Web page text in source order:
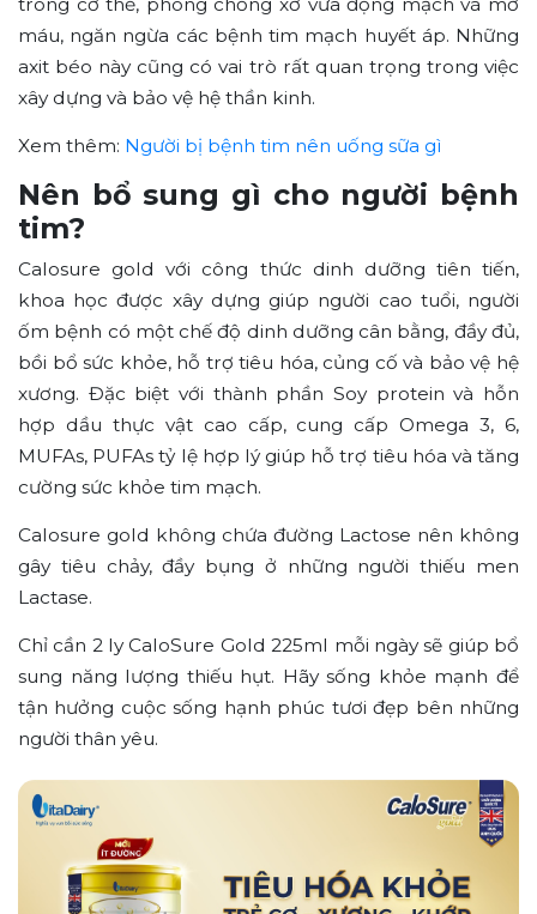
máu, ngăn ngừa các bệnh tim mạch huyết áp. Những
axit béo này cũng có vai trò rất quan trọng trong việc
xây dựng và bảo vệ hệ thần kinh.
Xem thêm: Người bị bệnh tim nên uống sữa gì
Nên bổ sung gì cho người bệnh
tim?
Calosure gold với công thức dinh dưỡng tiên tiến,
khoa học được xây dựng giúp người cao tuổi, người
ốm bệnh có một chế độ dinh dưỡng cân bằng, đầy đủ,
bồi bổ sức khỏe, hỗ trợ tiêu hóa, củng cố và bảo vệ hệ
xương. Đặc biệt với thành phần Soy protein và hỗn
hợp dầu thực vật cao cấp, cung cấp Omega 3, 6,
MUFAs, PUFAs tỷ lệ hợp lý giúp hỗ trợ tiêu hóa và tăng
cường sức khỏe tim mạch.
Calosure gold không chứa đường Lactose nên không
gây tiêu chảy, đầy bụng ở những người thiếu men
Lactase.
Chỉ cần 2 ly CaloSure Gold 225ml mỗi ngày sẽ giúp bổ
sung năng lượng thiếu hụt. Hãy sống khỏe mạnh để
tận hưởng cuộc sống hạnh phúc tươi đẹp bên những
người thân yêu.